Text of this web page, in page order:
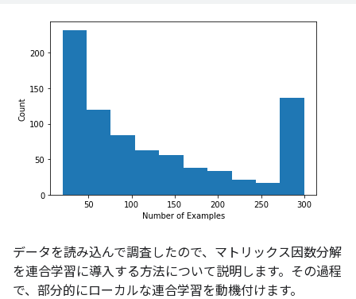
データを読み込んで調査したので、マトリックス因数分解
を連合学習に導入する方法について説明します。その過程
で、部分的にローカルな連合学習を動機付けます。